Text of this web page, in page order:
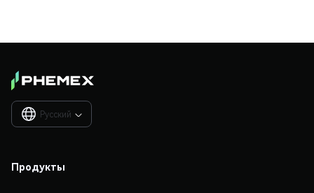
Русский 
Продукты